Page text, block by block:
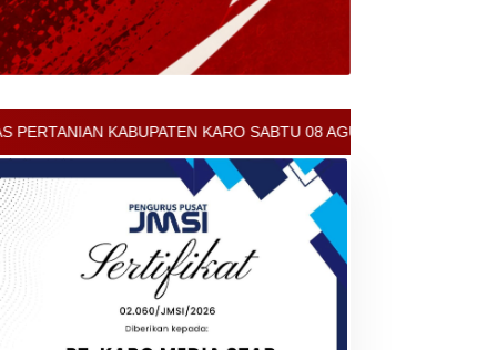
KARO SABTU 08 AGUSTUS 2026 - ARCIS BERASTAGI :